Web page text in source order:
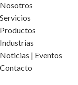
Nosotros
Servicios
Productos
Industrias
Noticias | Eventos
Contacto